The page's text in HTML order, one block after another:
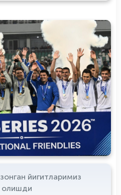
йигитларимиз
олишди